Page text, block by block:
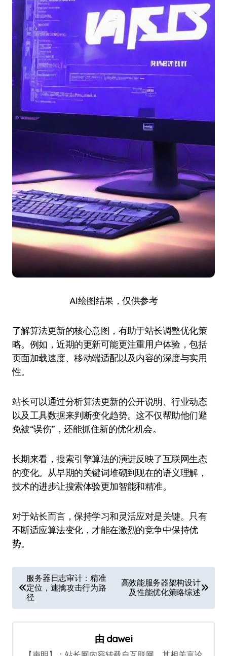
AI绘图结果，仅供参考
了解算法更新的核心意图，有助于站长调整优化策
略。例如，近期的更新可能更注重用户体验，包括
页面加载速度、移动端适配以及内容的深度与实用
性。
站长可以通过分析算法更新的公开说明、行业动态
以及工具数据来判断变化趋势。这不仅帮助他们避
免被“误伤”，还能抓住新的优化机会。
长期来看，搜索引擎算法的演进反映了互联网生态
的变化。从早期的关键词堆砌到现在的语义理解，
技术的进步让搜索体验更加智能和精准。
对于站长而言，保持学习和灵活应对是关键。只有
不断适应算法变化，才能在激烈的竞争中保持优
势。
章
导
航
服务器日志审计：精准
定位，速擒攻击行为路
径
高效能服务器架构设计
及性能优化策略综述
由 dawei